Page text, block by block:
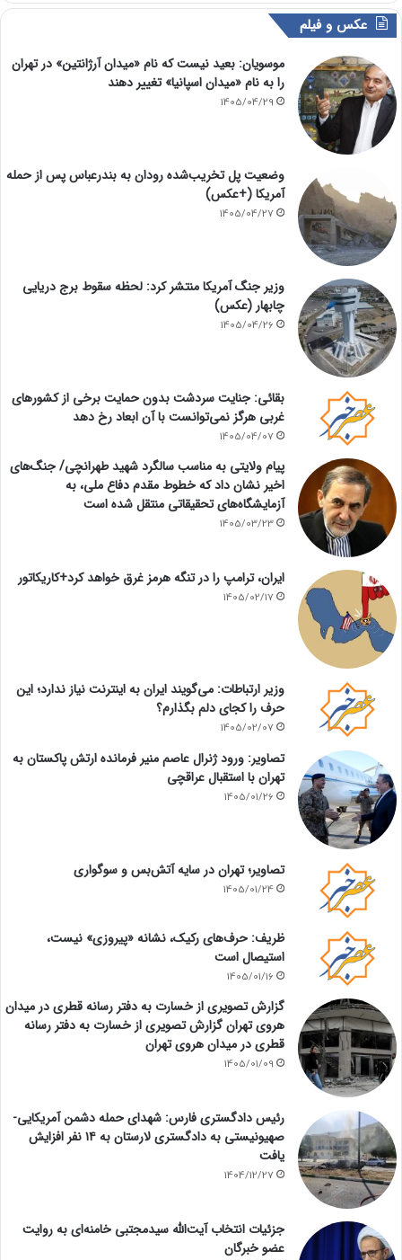
عکس و فیلم
موسویان: بعید نیست که نام «میدان آرژانتین» در تهران
را به نام «میدان اسپانیا» تغییر دهند
1405/04/29
وضعیت پل تخریب‌شده رودان به بندرعباس پس از حمله
آمریکا (+عکس)
1405/04/27
وزیر جنگ آمریکا منتشر کرد: لحظه سقوط برج دریایی
چابهار (عکس)
1405/04/26
بقائی: جنایت سردشت بدون حمایت برخی از کشورهای
غربی هرگز نمی‌توانست با آن ابعاد رخ دهد
1405/04/07
پیام ولایتی به مناسب سالگرد شهید طهرانچی/ جنگ‌های
اخیر نشان داد که خطوط مقدم دفاع ملی، به
آزمایشگاه‌های تحقیقاتی منتقل شده است
1405/03/23
ایران، ترامپ را در تنگه هرمز غرق خواهد کرد+کاریکاتور
1405/02/17
وزیر ارتباطات: می‌گویند ایران به اینترنت نیاز ندارد؛ این
حرف را کجای دلم بگذارم؟
1405/02/07
تصاویر: ورود ژنرال عاصم منیر فرمانده ارتش پاکستان به
تهران با استقبال عراقچی
1405/01/26
تصاویر؛ تهران در سایه آتش‌بس و سوگواری
1405/01/24
ظریف: حرف‌های رکیک، نشانه «پیروزی» نیست،
استیصال است
1405/01/16
گزارش تصویری از خسارت به دفتر رسانه قطری در میدان
هروی تهران گزارش تصویری از خسارت به دفتر رسانه
قطری در میدان هروی تهران
1405/01/09
رئیس دادگستری فارس: شهدای حمله دشمن آمریکایی-
صهیونیستی به دادگستری لارستان به ۱۴ نفر افزایش
یافت
1404/12/27
جزئیات انتخاب آیت‌الله سیدمجتبی خامنه‌ای به روایت
عضو خبرگان